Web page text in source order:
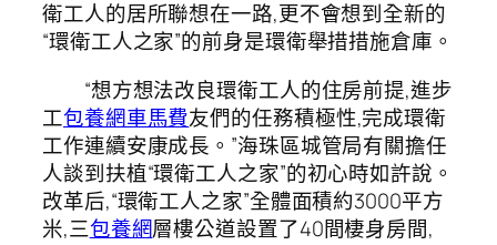
衛工人的居所聯想在一路,更不會想到全新的
“環衛工人之家”的前身是環衛舉措措施倉庫。
“想方想法改良環衛工人的住房前提,進步
工包養網車馬費友們的任務積極性,完成環衛
工作連續安康成長。”海珠區城管局有關擔任
人談到扶植“環衛工人之家”的初心時如許說。
改革后,“環衛工人之家”全體面積約3000平方
米,三包養網層樓公道設置了40間棲身房間,